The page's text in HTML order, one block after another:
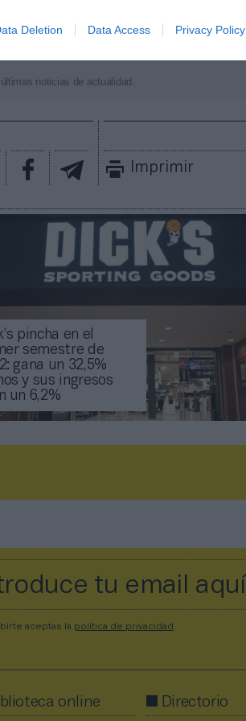
Deletion Data Access Privacy Policy
noticias de actualidad.
Imprimir
pincha en el
semestre de
gana un 32,5%
y sus ingresos
un 6,2%
aceptas la política de privacidad
online Directorio